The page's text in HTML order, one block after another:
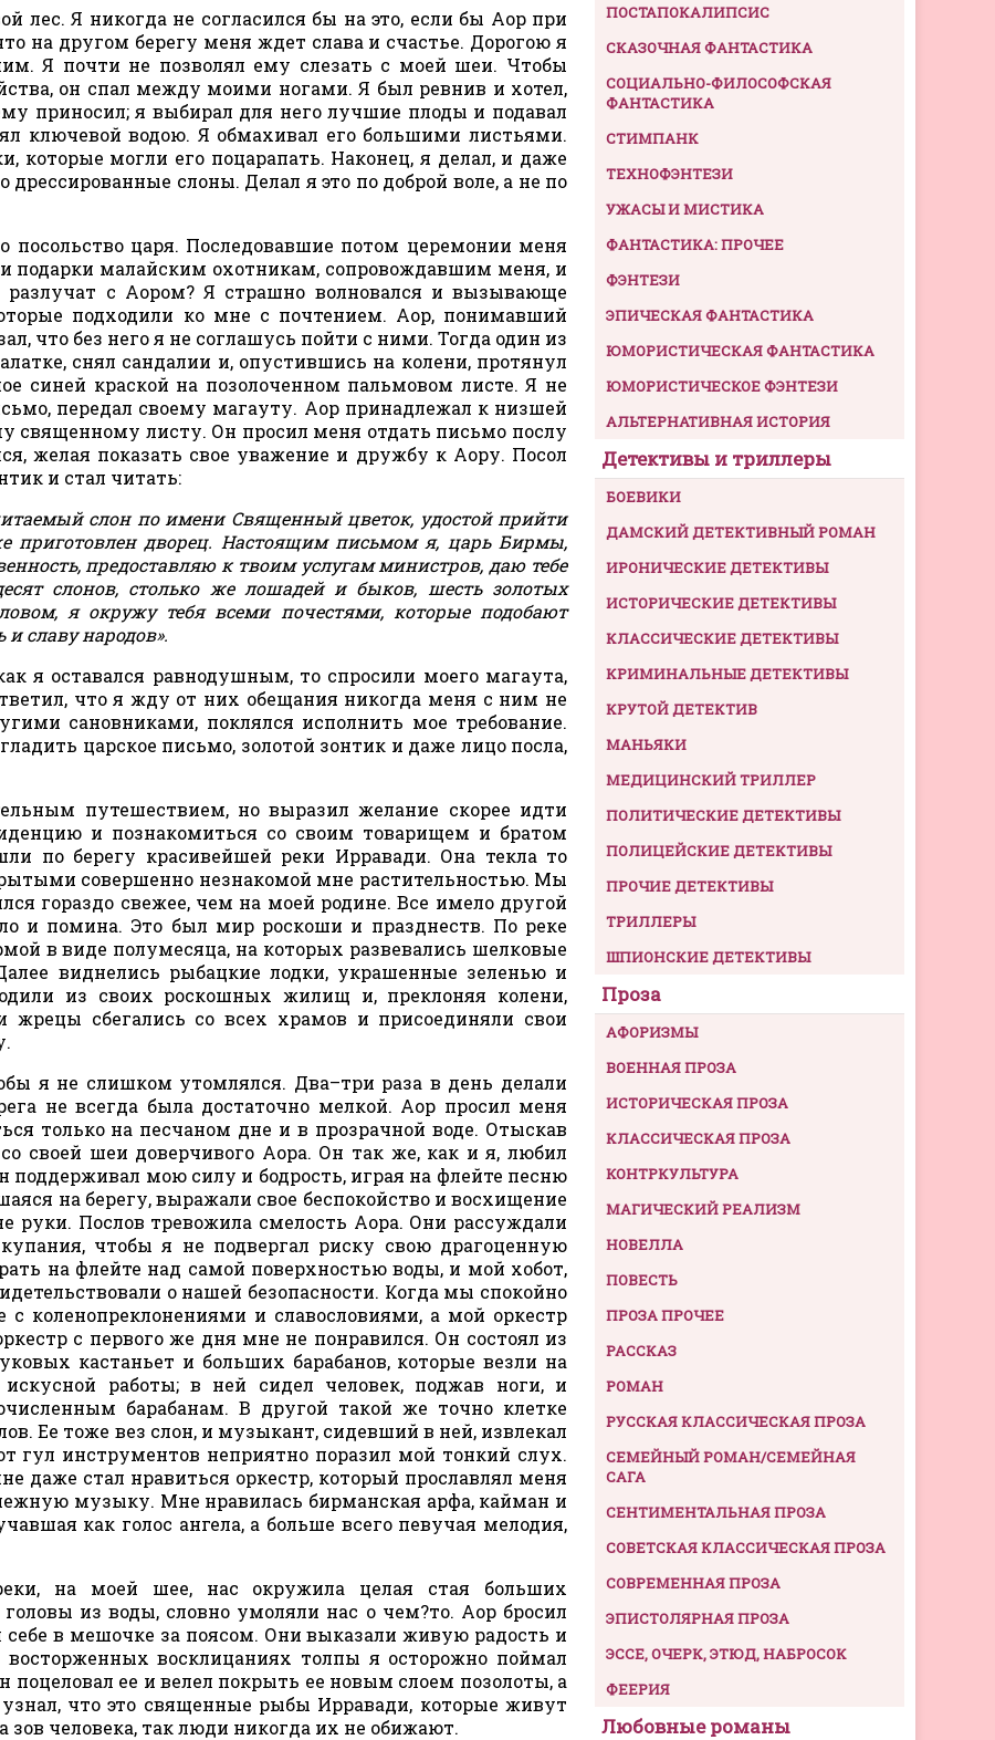
лес. Я никогда не согласился бы на это, если бы Аор при
на другом берегу меня ждет слава и счастье. Дорогою я
Я почти не позволял ему слезать с моей шеи. Чтобы
он спал между моими ногами. Я был ревнив и хотел,
приносил; я выбирал для него лучшие плоды и подавал
ключевой водою. Я обмахивал его большими листьями.
которые могли его поцарапать. Наконец, я делал, и даже
слоны. Делал я это по доброй воле, а не по
посольство царя. Последовавшие потом церемонии меня
подарки малайским охотникам, сопровождавшим меня, и
с Аором? Я страшно волновался и вызывающе
подходили ко мне с почтением. Аор, понимавший
что без него я не соглашусь пойти с ними. Тогда один из
снял сандалии и, опустившись на колени, протянул
синей краской на позолоченном пальмовом листе. Я не
передал своему магауту. Аор принадлежал к низшей
священному листу. Он просил меня отдать письмо послу
желая показать свое уважение и дружбу к Аору. Посол
и стал читать:
слон по имени Священный цветок, удостой прийти
приготовлен дворец. Настоящим письмом я, царь Бирмы,
предоставляю к твоим услугам министров, даю тебе
слонов, столько же лошадей и быков, шесть золотых
я окружу тебя всеми почестями, которые подобают
славу народов».
я оставался равнодушным, то спросили моего магаута,
что я жду от них обещания никогда меня с ним не
сановниками, поклялся исполнить мое требование.
царское письмо, золотой зонтик и даже лицо посла,
путешествием, но выразил желание скорее идти
и познакомиться со своим товарищем и братом
по берегу красивейшей реки Ирравади. Она текла то
совершенно незнакомой мне растительностью. Мы
гораздо свежее, чем на моей родине. Все имело другой
и помина. Это был мир роскоши и празднеств. По реке
в виде полумесяца, на которых развевались шелковые
виднелись рыбацкие лодки, украшенные зеленью и
из своих роскошных жилищ и, преклоняя колени,
сбегались со всех храмов и присоединяли свои
я не слишком утомлялся. Два–три раза в день делали
не всегда была достаточно мелкой. Аор просил меня
только на песчаном дне и в прозрачной воде. Отыскав
своей шеи доверчивого Аора. Он так же, как и я, любил
мою силу и бодрость, играя на флейте песню
на берегу, выражали свое беспокойство и восхищение
руки. Послов тревожила смелость Аора. Они рассуждали
чтобы я не подвергал риску свою драгоценную
на флейте над самой поверхностью воды, и мой хобот,
о нашей безопасности. Когда мы спокойно
с коленопреклонениями и славословиями, а мой оркестр
с первого же дня мне не понравился. Он состоял из
кастаньет и больших барабанов, которые везли на
работы; в ней сидел человек, поджав ноги, и
барабанам. В другой такой же точно клетке
Ее тоже вез слон, и музыкант, сидевший в ней, извлекал
гул инструментов неприятно поразил мой тонкий слух.
даже стал нравиться оркестр, который прославлял меня
музыку. Мне нравилась бирманская арфа, кайман и
как голос ангела, а больше всего певучая мелодия,
на моей шее, нас окружила целая стая больших
из воды, словно умоляли нас о чем?то. Аор бросил
себе в мешочке за поясом. Они выказали живую радость и
восклицаниях толпы я осторожно поймал
ее и велел покрыть ее новым слоем позолоты, а
что это священные рыбы Ирравади, которые живут
человека, так люди никогда их не обижают.
ПОСТАПОКАЛИПСИС
СКАЗОЧНАЯ ФАНТАСТИКА
СОЦИАЛЬНО-ФИЛОСОФСКАЯ
ФАНТАСТИКА
СТИМПАНК
ТЕХНОФЭНТЕЗИ
УЖАСЫ И МИСТИКА
ФАНТАСТИКА: ПРОЧЕЕ
ФЭНТЕЗИ
ЭПИЧЕСКАЯ ФАНТАСТИКА
ЮМОРИСТИЧЕСКАЯ ФАНТАСТИКА
ЮМОРИСТИЧЕСКОЕ ФЭНТЕЗИ
АЛЬТЕРНАТИВНАЯ ИСТОРИЯ
Детективы и триллеры
БОЕВИКИ
ДАМСКИЙ ДЕТЕКТИВНЫЙ РОМАН
ИРОНИЧЕСКИЕ ДЕТЕКТИВЫ
ИСТОРИЧЕСКИЕ ДЕТЕКТИВЫ
КЛАССИЧЕСКИЕ ДЕТЕКТИВЫ
КРИМИНАЛЬНЫЕ ДЕТЕКТИВЫ
КРУТОЙ ДЕТЕКТИВ
МАНЬЯКИ
МЕДИЦИНСКИЙ ТРИЛЛЕР
ПОЛИТИЧЕСКИЕ ДЕТЕКТИВЫ
ПОЛИЦЕЙСКИЕ ДЕТЕКТИВЫ
ПРОЧИЕ ДЕТЕКТИВЫ
ТРИЛЛЕРЫ
ШПИОНСКИЕ ДЕТЕКТИВЫ
Проза
АФОРИЗМЫ
ВОЕННАЯ ПРОЗА
ИСТОРИЧЕСКАЯ ПРОЗА
КЛАССИЧЕСКАЯ ПРОЗА
КОНТРКУЛЬТУРА
МАГИЧЕСКИЙ РЕАЛИЗМ
НОВЕЛЛА
ПОВЕСТЬ
ПРОЗА ПРОЧЕЕ
РАССКАЗ
РОМАН
РУССКАЯ КЛАССИЧЕСКАЯ ПРОЗА
СЕМЕЙНЫЙ РОМАН/СЕМЕЙНАЯ
САГА
СЕНТИМЕНТАЛЬНАЯ ПРОЗА
СОВЕТСКАЯ КЛАССИЧЕСКАЯ ПРОЗА
СОВРЕМЕННАЯ ПРОЗА
ЭПИСТОЛЯРНАЯ ПРОЗА
ЭССЕ, ОЧЕРК, ЭТЮД, НАБРОСОК
ФЕЕРИЯ
Любовные романы